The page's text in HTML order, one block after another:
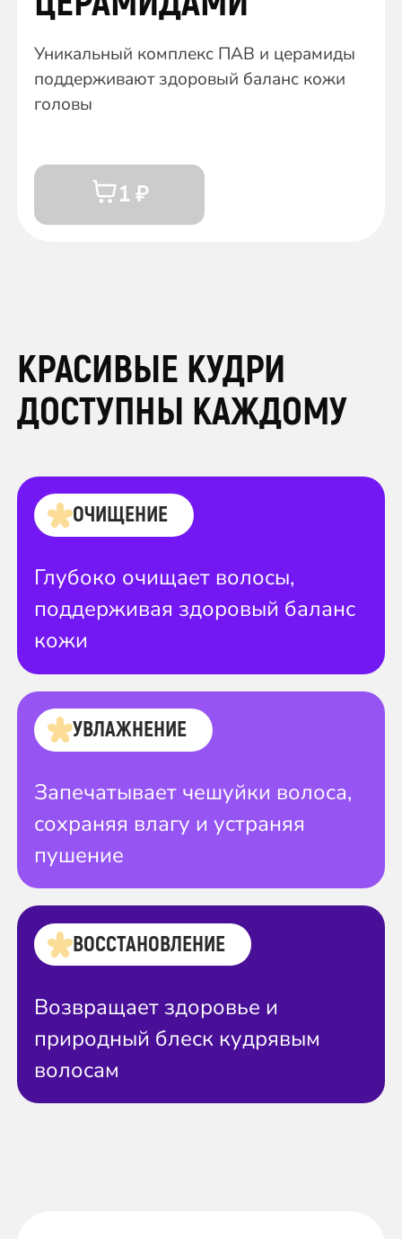
Уникальный комплекс ПАВ и церамиды
поддерживают здоровый баланс кожи
головы
1 ₽
КРАСИВЫЕ КУДРИ
ДОСТУПНЫ КАЖДОМУ
ОЧИЩЕНИЕ
Глубоко очищает волосы,
поддерживая здоровый баланс
кожи
УВЛАЖНЕНИЕ
Запечатывает чешуйки волоса,
сохраняя влагу и устраняя
пушение
ВОССТАНОВЛЕНИЕ
Возвращает здоровье и
природный блеск кудрявым
волосам